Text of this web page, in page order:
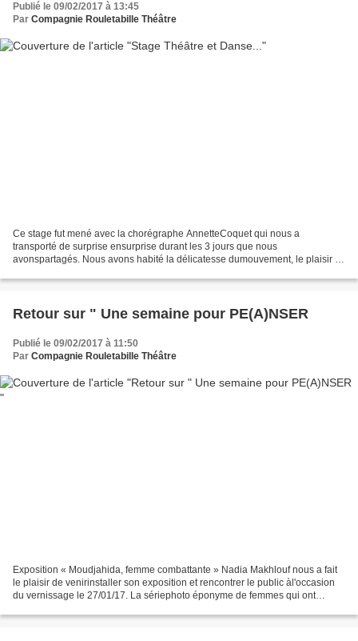
Publié le 09/02/2017 à 13:45
Par Compagnie Rouletabille Théâtre
Ce stage fut mené avec la chorégraphe AnnetteCoquet qui nous a
transporté de surprise ensurprise durant les 3 jours que nous
avonspartagés. Nous avons habité la délicatesse dumouvement, le plaisir et
Retour sur " Une semaine pour PE(A)NSER
Publié le 09/02/2017 à 11:50
Par Compagnie Rouletabille Théâtre
Exposition « Moudjahida, femme combattante » Nadia Makhlouf nous a fait
le plaisir de venirinstaller son exposition et rencontrer le public àl'occasion
du vernissage le 27/01/17. La sériephoto éponyme de femmes qui ont